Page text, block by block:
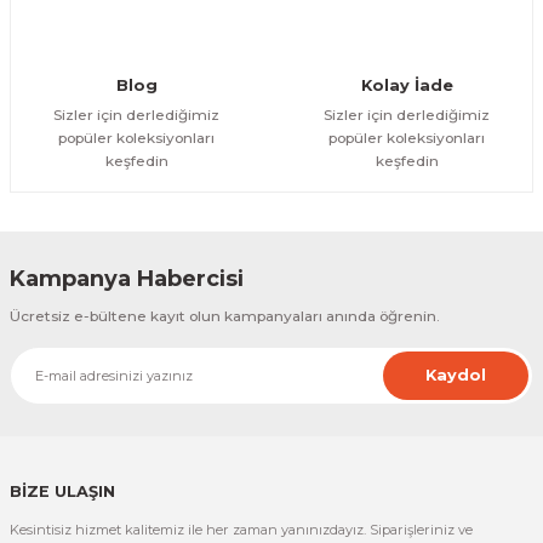
Blog
Sizler için derlediğimiz
popüler koleksiyonları
keşfedin
Kolay İade
Sizler için derlediğimiz
popüler koleksiyonları
keşfedin
Kampanya Habercisi
Ücretsiz e-bültene kayıt olun kampanyaları anında öğrenin.
Kaydol
BİZE ULAŞIN
Kesintisiz hizmet kalitemiz ile her zaman yanınızdayız. Siparişleriniz ve